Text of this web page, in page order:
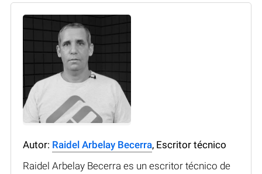
Autor: Raidel Arbelay Becerra, Escritor técnico
Raidel Arbelay Becerra es un escritor técnico de